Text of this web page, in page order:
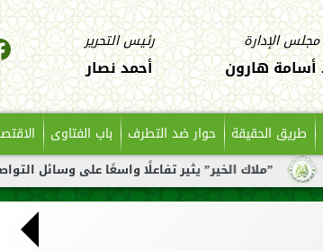
الإدارة
أسامة هارون
رئيس التحرير
أحمد نصار
طريق الحقيقة حوار ضد التطرف باب الفتاوى
الخير” يثير تفاعلًا واسعًا على وسائل التواصل بعد